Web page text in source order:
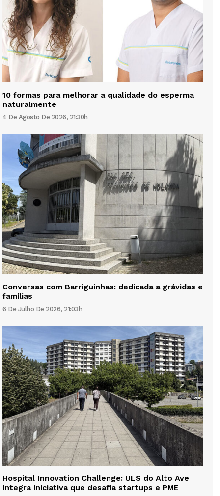
10 formas para melhorar a qualidade do esperma
naturalmente
4 De Agosto De 2026, 21:30h
Conversas com Barriguinhas: dedicada a grávidas e
famílias
6 De Julho De 2026, 21:03h
Hospital Innovation Challenge: ULS do Alto Ave
integra iniciativa que desafia startups e PME